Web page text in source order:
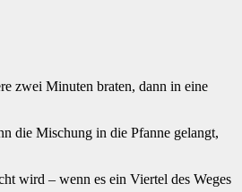
zwei Minuten braten, dann in eine
die Mischung in die Pfanne gelangt,
wird – wenn es ein Viertel des Weges